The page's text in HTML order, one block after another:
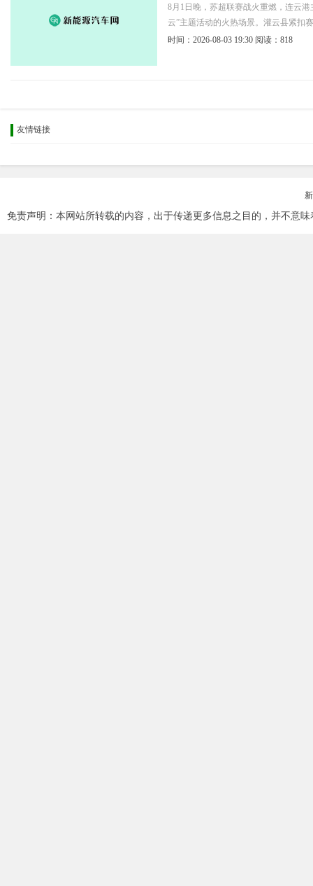
8月1日晚，苏超联赛战火重燃，连云
云”主题活动的火热场景。灌云县紧扣
时间：2026-08-03 19:30 阅读：818
友情链接
免责声明：本网站所转载的内容，出于传递更多信息之目的，并不意